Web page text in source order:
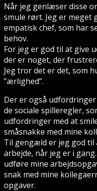
Når jeg genlæser disse
smule rørt. Jeg er meget
empatisk chef, som har
behov.
For jeg er god til at give
der er noget, der
Jeg tror det er det, som
”ærlighed”.
Der er også udfordringer
de sociale spilleregler,
udfordringer med at
småsnakke med mine
Til gengæld er jeg god til
arbejde, når jeg er i
udføre mine
snak med mine
opgaver.